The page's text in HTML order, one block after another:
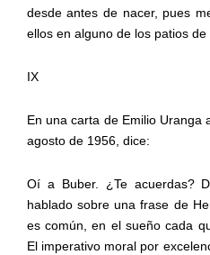
desde antes de nacer, pues
ellos en alguno de los patios de
IX
En una carta de Emilio Uranga
agosto de 1956, dice:
Oí a Buber. ¿Te acuerdas?
hablado sobre una frase de
es común, en el sueño cada
El imperativo moral por